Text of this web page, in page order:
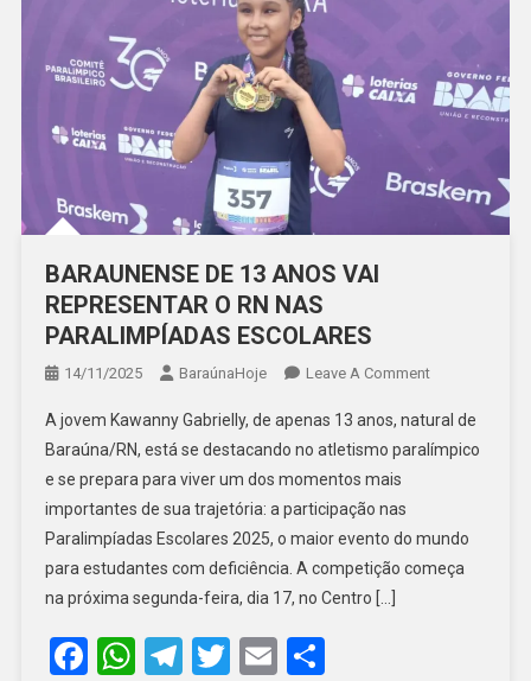
BARAUNENSE DE 13 ANOS VAI
REPRESENTAR O RN NAS
PARALIMPÍADAS ESCOLARES
14/11/2025 BaraúnaHoje Leave A CommentOn
DE
13
REPRESENTAR
O
A jovem Kawanny Gabrielly, de apenas 13 anos, natural de
Baraúna/RN, está se destacando no atletismo paralímpico
e se prepara para viver um dos momentos mais
importantes de sua trajetória: a participação nas
Paralimpíadas Escolares 2025, o maior evento do mundo
para estudantes com deficiência. A competição começa
na próxima segunda-feira, dia 17, no Centro […]
Facebook
WhatsApp
Telegram
Twitter
EmailShare